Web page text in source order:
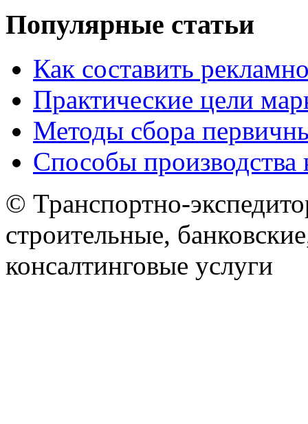
Популярные статьи
Как составить
Практические цели
Методы сбора
Способы производства
© Транспортно-
строительные,
консалтинговые услуги